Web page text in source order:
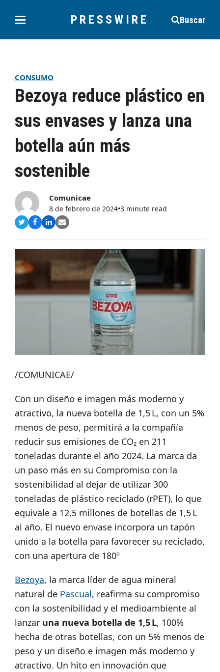
PRESSWIRE Buscar
CONSUMO
Bezoya reduce plástico en
sus envases y lanza una
botella aún más
sostenible
Comunicae
8 de febrero de 2024•3 minute read
Compartir
Twitter
Compartir
Facebook
Compartir
LinkedIn
Share
Email
/COMUNICAE/
Con un diseño e imagen más moderno y
atractivo, la nueva botella de 1,5 L, con un 5%
menos de peso, permitirá a la compañía
reducir sus emisiones de CO₂ en 211
toneladas durante el año 2024. La marca da
un paso más en su Compromiso con la
sostenibilidad al dejar de utilizar 300
toneladas de plástico reciclado (rPET), lo que
equivale a 12,5 millones de botellas de 1,5 L
al año. El nuevo envase incorpora un tapón
unido a la botella para favorecer su reciclado,
con una apertura de 180º
Bezoya, la marca líder de agua mineral
natural de Pascual, reafirma su compromiso
con la sostenibilidad y el medioambiente al
lanzar una nueva botella de 1,5 L, 100%
hecha de otras botellas, con un 5% menos de
peso y un diseño e imagen más moderno y
atractivo. Un hito en innovación que